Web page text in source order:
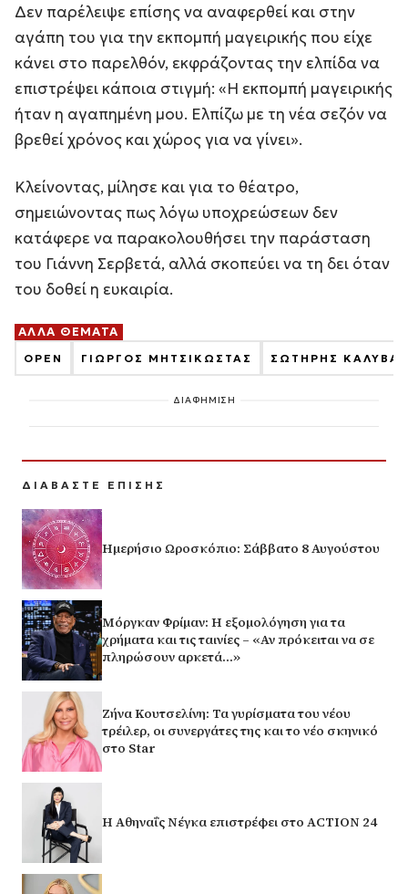
Δεν παρέλειψε επίσης να αναφερθεί και στην
αγάπη του για την εκπομπή μαγειρικής που είχε
κάνει στο παρελθόν, εκφράζοντας την ελπίδα να
επιστρέψει κάποια στιγμή: «Η εκπομπή μαγειρικής
ήταν η αγαπημένη μου. Ελπίζω με τη νέα σεζόν να
βρεθεί χρόνος και χώρος για να γίνει».
Κλείνοντας, μίλησε και για το θέατρο,
σημειώνοντας πως λόγω υποχρεώσεων δεν
κατάφερε να παρακολουθήσει την παράσταση
του Γιάννη Σερβετά, αλλά σκοπεύει να τη δει όταν
του δοθεί η ευκαιρία.
ΑΛΛΑ ΘΕΜΑΤΑ
OPEN ΓΙΩΡΓΟΣ ΜΗΤΣΙΚΩΣΤΑΣ ΣΩΤΗΡΗΣ
ΔΙΑΦΗΜΙΣΗ
ΔΙΑΒΑΣΤΕ ΕΠΙΣΗΣ
Ημερήσιο Ωροσκόπιο: Σάββατο 8 Αυγούστου
Μόργκαν Φρίμαν: Η εξομολόγηση για τα
χρήματα και τις ταινίες – «Αν πρόκειται να σε
πληρώσουν αρκετά…»
Ζήνα Κουτσελίνη: Τα γυρίσματα του νέου
τρέιλερ, οι συνεργάτες της και το νέο σκηνικό
στο Star
Η Αθηναΐς Νέγκα επιστρέφει στο ACTION 24